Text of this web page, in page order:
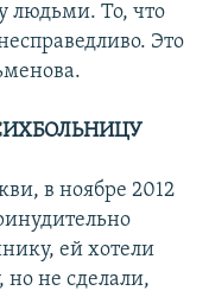
То, что
Это
в ноябре 2012
ей хотели
но не сделали,